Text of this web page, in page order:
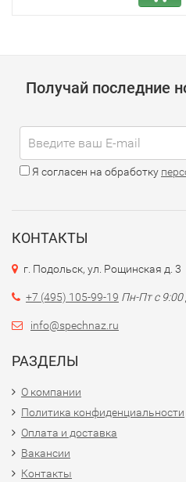
Получай последние
Я согласен на обработку
КОНТАКТЫ
г. Подольск, ул. Рощинская д. 3
+7 (495) 105-99-19 Пн-Пт с 9:00
info@spechnaz.ru
РАЗДЕЛЫ
О компании
Политика конфиденциальности
Оплата и доставка
Вакансии
Контакты